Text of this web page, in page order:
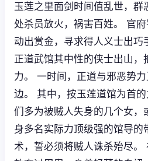
玉莲之里面剑时间值乱世，群
处杀员放火，祸害百姓。 官
动出赏金，寻求得人义士出巧
正道武馆其中性的侠士出山，
力。 一时间，正道与邪恶势
边。 其中，按玉莲道馆为首
们多为被贼人失身的几个女，
身多名实际力顶级强的馆导的
术，誓必须将贼人诛杀殆尽。